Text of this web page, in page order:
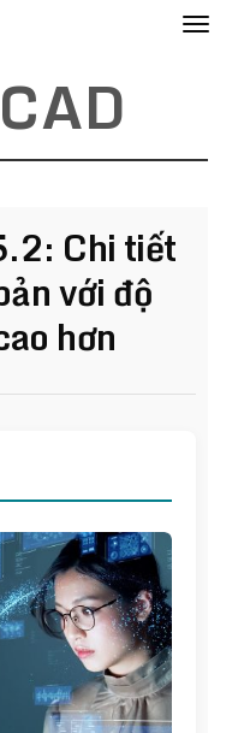
CAD
Chi tiết
với độ
hơn